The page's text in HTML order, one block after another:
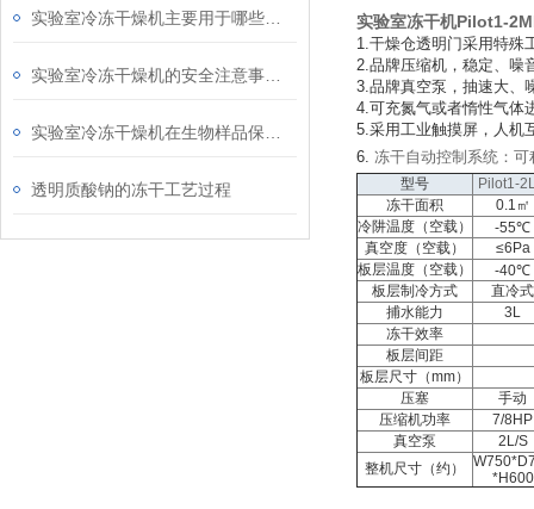
透明质酸钠的冻干工艺过程
实验室冻干机Pilot1-
1.干燥仓透明门采用特殊
2.品牌压缩机，稳定、噪
3.品牌真空泵，抽速大、
4.可充氮气或者惰性气体
5.采用工业触摸屏，人机
6. 冻干自动控制系统：
型号
Pilot1-
冻干面积
0.1 ㎡
冷阱温度（空载）
-55℃
真空度（空载）
≤6Pa
板层温度（空载）
-40℃
板层制冷方式
直冷式
捕水能力
3L
冻干效率
板层间距
板层尺寸（mm）
压塞
手动
压缩机功率
7/8HP
真空泵
2L/S
整机尺寸（约）
*H600